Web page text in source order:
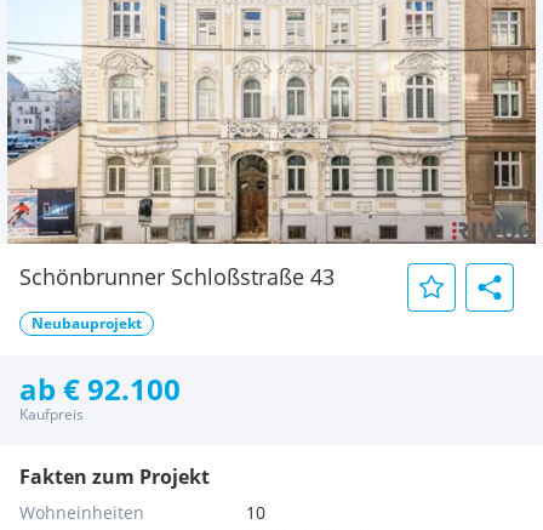
Schönbrunner Schloßstraße 43
Neubauprojekt
Fakten zum Projekt
Wohneinheiten
10
ab € 92.100
Kaufpreis